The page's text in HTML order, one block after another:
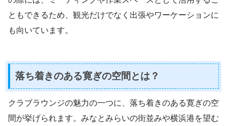
ともできるため、観光だけでなく出張やワーケーションに
も向いています。
落ち着きのある寛ぎの空間とは？
クラブラウンジの魅力の一つに、落ち着きのある寛ぎの空
間が挙げられます。みなとみらいの街並みや横浜港を望む